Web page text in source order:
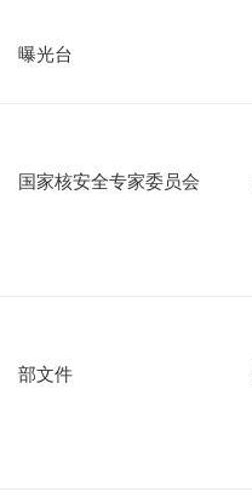
曝光台
国家核安全专家委员会
部文件